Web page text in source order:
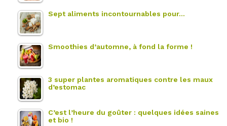
Sept aliments incontournables pour…
Smoothies d’automne, à fond la forme !
3 super plantes aromatiques contre les maux
d’estomac
C’est l’heure du goûter : quelques idées saines
et bio !